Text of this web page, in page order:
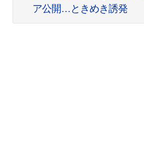
ア公開…ときめき誘発